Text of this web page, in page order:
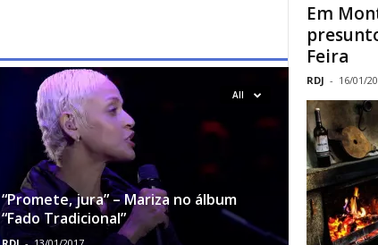
All
“Promete, jura” – Mariza no álbum
“Fado Tradicional”
Em
Feira
RDJ - 16/01/